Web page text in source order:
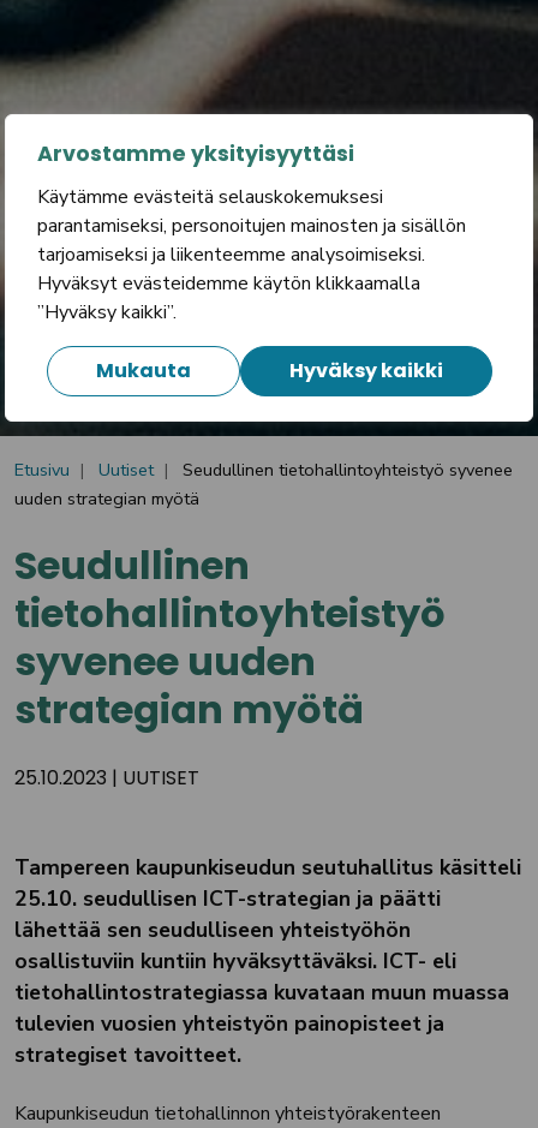
Arvostamme yksityisyyttäsi
Käytämme evästeitä selauskokemuksesi
parantamiseksi, personoitujen mainosten ja sisällön
tarjoamiseksi ja liikenteemme analysoimiseksi.
Hyväksyt evästeidemme käytön klikkaamalla
”Hyväksy kaikki”.
Mukauta Hyväksy kaikki
Etusivu Uutiset
Seudullinen tietohallintoyhteistyö syvenee
uuden strategian myötä
Seudullinen
tietohallintoyhteistyö
syvenee uuden
strategian myötä
25.10.2023 | UUTISET
Tampereen kaupunkiseudun seutuhallitus käsitteli
25.10. seudullisen ICT-strategian ja päätti
lähettää sen seudulliseen yhteistyöhön
osallistuviin kuntiin hyväksyttäväksi. ICT- eli
tietohallintostrategiassa kuvataan muun muassa
tulevien vuosien yhteistyön painopisteet ja
strategiset tavoitteet.
Kaupunkiseudun tietohallinnon yhteistyörakenteen